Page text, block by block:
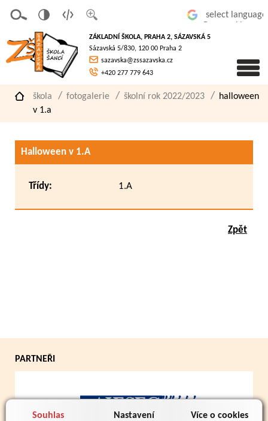
Souhlas Nastavení Více o cookies
písmo
á
verze
pro
slaboz
raké
ZÁKLADNÍ ŠKOLA, PRAHA 2, SÁZAVSKÁ 5
Sázavská 5/830, 120 00 Praha 2
sazavska@zssazavska.cz
+420 277 779 643
škola fotogalerie školní rok 2022/2023
halloween
v 1.a
Halloween v 1.A
Třídy: 1.A
Zpět
PARTNEŘI